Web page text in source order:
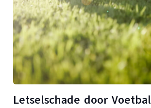
Letselschade door Voetbal